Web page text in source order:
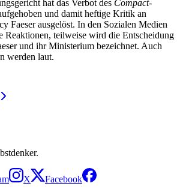
hat das Verbot des Compact-
und damit heftige Kritik an
Faeser ausgelöst. In den Sozialen Medien
Reaktionen, teilweise wird die Entscheidung
und ihr Ministerium bezeichnet. Auch
werden laut.
X Facebook